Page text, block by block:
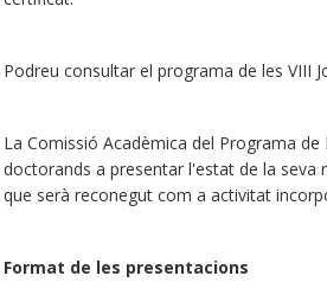
Podreu consultar el programa de les VIII
La Comissió Acadèmica del Programa
doctorands a presentar l'estat de la seva
que serà reconegut com a activitat
Format de les presentacions